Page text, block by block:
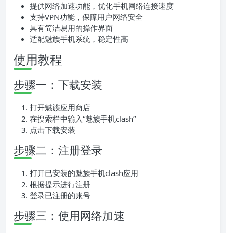
提供网络加速功能，优化手机网络连接速度
支持VPN功能，保障用户网络安全
具有简洁易用的操作界面
适配魅族手机系统，稳定性高
使用教程
步骤一：下载安装
打开魅族应用商店
在搜索栏中输入“魅族手机clash”
点击下载安装
步骤二：注册登录
打开已安装的魅族手机clash应用
根据提示进行注册
登录已注册的账号
步骤三：使用网络加速